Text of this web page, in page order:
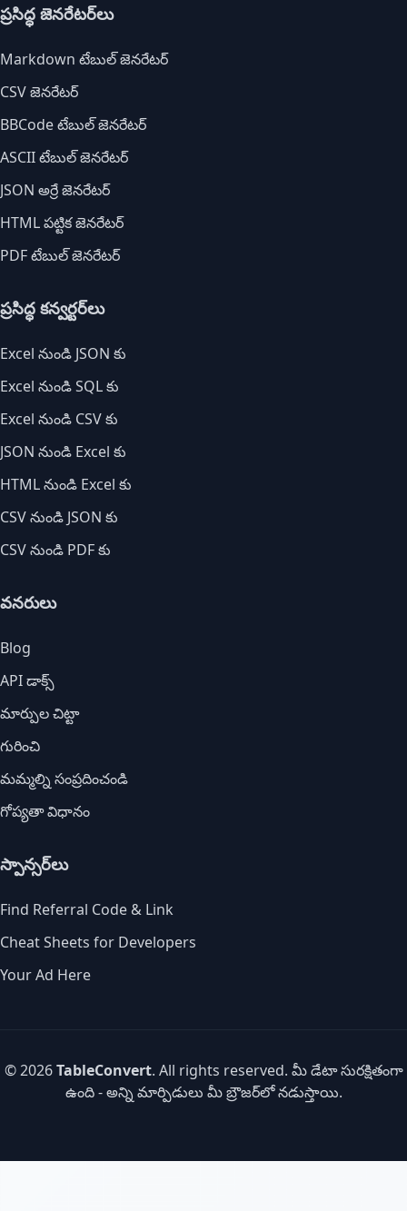
ప్రసిద్ధ జెనరేటర్‌లు
Markdown టేబుల్ జెనరేటర్
CSV జెనరేటర్
BBCode టేబుల్ జెనరేటర్
ASCII టేబుల్ జెనరేటర్
JSON అర్రే జెనరేటర్
HTML పట్టిక జెనరేటర్
PDF టేబుల్ జెనరేటర్
ప్రసిద్ధ కన్వర్టర్‌లు
Excel నుండి JSON కు
Excel నుండి SQL కు
Excel నుండి CSV కు
JSON నుండి Excel కు
HTML నుండి Excel కు
CSV నుండి JSON కు
CSV నుండి PDF కు
వనరులు
Blog
API డాక్స్
మార్పుల చిట్టా
గురించి
మమ్మల్ని సంప్రదించండి
గోప్యతా విధానం
స్పాన్సర్‌లు
Find Referral Code & Link
Cheat Sheets for Developers
Your Ad Here
© 2026TableConvert. All rights reserved. మీ డేటా సురక్షితంగా
ఉంది - అన్ని మార్పిడులు మీ బ్రౌజర్‌లో నడుస్తాయి.